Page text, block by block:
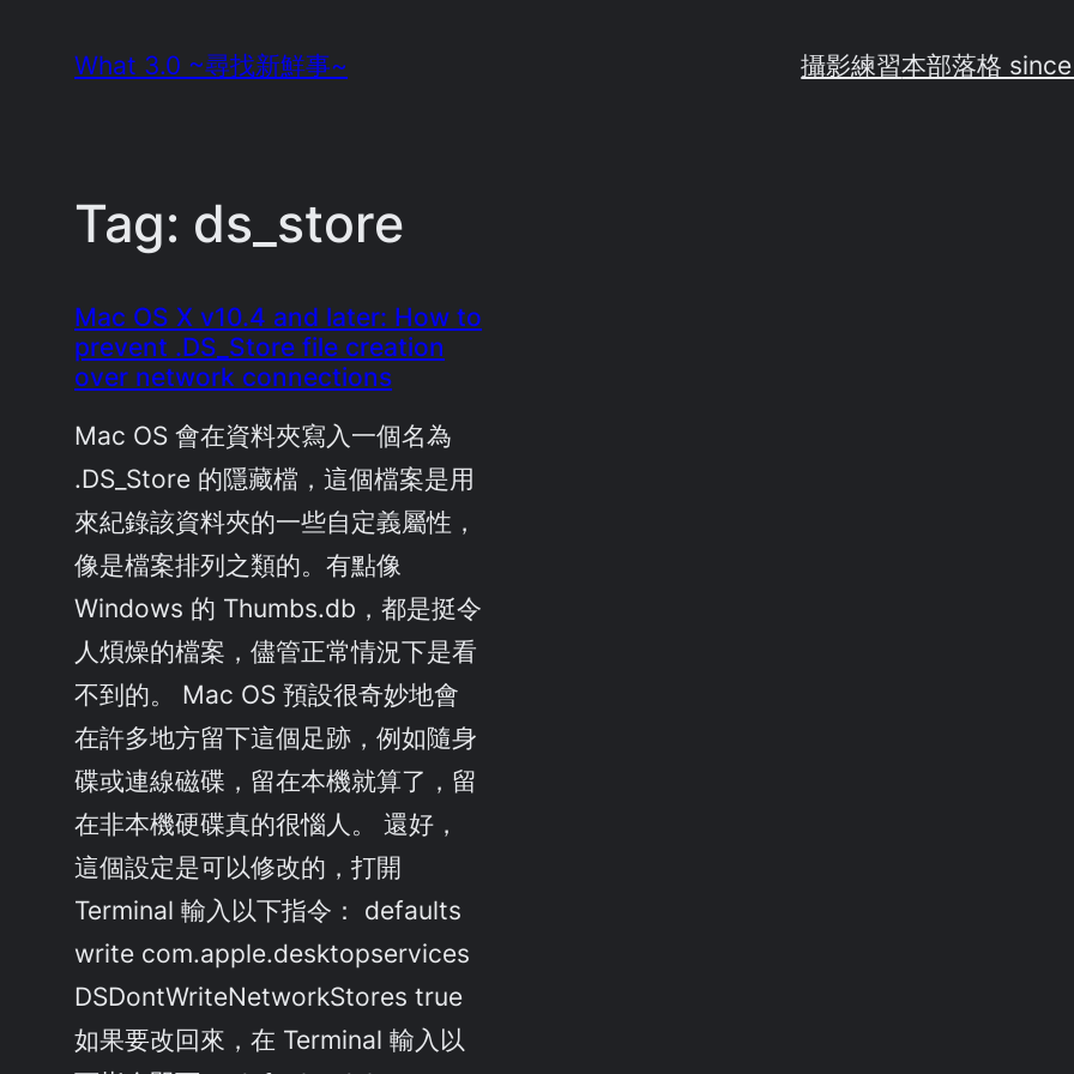
What 3.0 ~尋找新鮮事~ 攝影練習本部落格
Tag: ds_store
Mac OS X v10.4 and later: How to
prevent .DS_Store file creation
over network connections
Mac OS 會在資料夾寫入一個名為
.DS_Store 的隱藏檔，這個檔案是用
來紀錄該資料夾的一些自定義屬性，
像是檔案排列之類的。有點像
Windows 的 Thumbs.db，都是挺令
人煩燥的檔案，儘管正常情況下是看
不到的。 Mac OS 預設很奇妙地會
在許多地方留下這個足跡，例如隨身
碟或連線磁碟，留在本機就算了，留
在非本機硬碟真的很惱人。 還好，
這個設定是可以修改的，打開
Terminal 輸入以下指令： defaults
write com.apple.desktopservices
DSDontWriteNetworkStores true
如果要改回來，在 Terminal 輸入以